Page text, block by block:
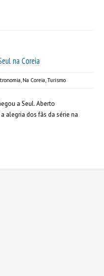
na Coreia
, Na Coreia,Turismo
a Seul. Aberto
alegria dos fãs da série na